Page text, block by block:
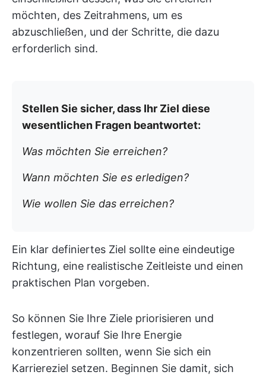
möchten, des Zeitrahmens, um es
abzuschließen, und der Schritte, die dazu
erforderlich sind.
Stellen Sie sicher, dass Ihr Ziel diese
wesentlichen Fragen beantwortet:
Was möchten Sie erreichen?
Wann möchten Sie es erledigen?
Wie wollen Sie das erreichen?
Ein klar definiertes Ziel sollte eine eindeutige
Richtung, eine realistische Zeitleiste und einen
praktischen Plan vorgeben.
So können Sie Ihre Ziele priorisieren und
festlegen, worauf Sie Ihre Energie
konzentrieren sollten, wenn Sie sich ein
Karriereziel setzen. Beginnen Sie damit, sich